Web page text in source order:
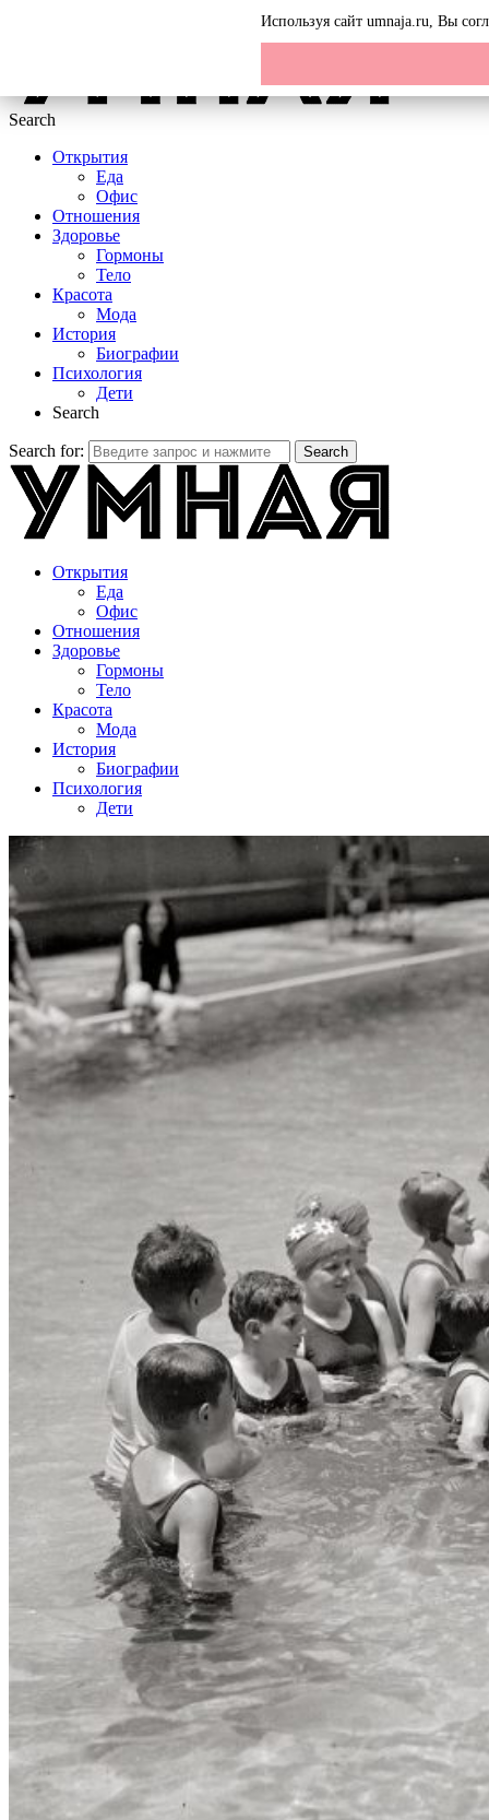
Search
Открытия
Еда
Офис
Отношения
Здоровье
Гормоны
Тело
Красота
Мода
История
Биографии
Психология
Дети
Search
Search for: Search
Открытия
Еда
Офис
Отношения
Здоровье
Гормоны
Тело
Красота
Мода
История
Биографии
Психология
Дети
Используя сайт umnaja.ru, Вы